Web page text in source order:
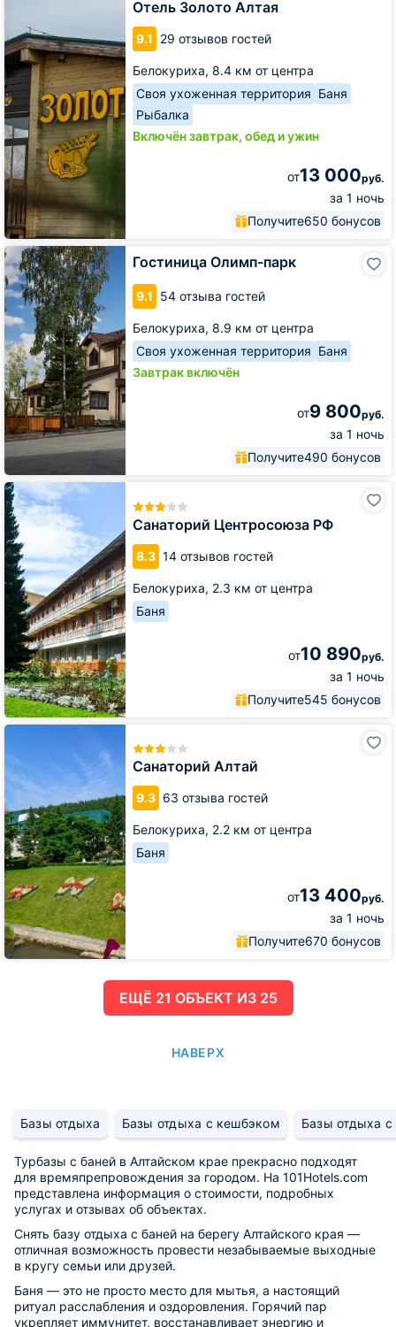
Отель Золото Алтая
9.1 29 отзывов гостей
Белокуриха, 8.4 км от центра
Своя ухоженная территория Баня
Рыбалка
Включён завтрак, обед и ужин
от13 000руб.
за 1 ночь
Получите650 бонусов
Гостиница Олимп-парк
9.1 54 отзыва гостей
Белокуриха, 8.9 км от центра
Своя ухоженная территория Баня
Завтрак включён
от9 800руб.
за 1 ночь
Получите490 бонусов
Гостиница
Олимп-
парк
Санаторий Центросоюза РФ
8.3 14 отзывов гостей
Белокуриха, 2.3 км от центра
Баня
от10 890руб.
за 1 ночь
Получите545 бонусов
Санаторий
Центросоюза
РФ
Санаторий Алтай
9.3 63 отзыва гостей
Белокуриха, 2.2 км от центра
Баня
от13 400руб.
за 1 ночь
Получите670 бонусов
Санаторий
ЕЩË 21 ОБЪЕКТ ИЗ 25
НАВЕРХ
Базы отдыха Базы отдыха с кешбэком Базы отдыха
Турбазы с баней в Алтайском крае прекрасно подходят
для времяпрепровождения за городом. На 101Hotels.com
представлена информация о стоимости, подробных
услугах и отзывах об объектах.
Снять базу отдыха с баней на берегу Алтайского края —
отличная возможность провести незабываемые выходные
в кругу семьи или друзей.
Баня — это не просто место для мытья, а настоящий
ритуал расслабления и оздоровления. Горячий пар
укрепляет иммунитет, восстанавливает энергию и